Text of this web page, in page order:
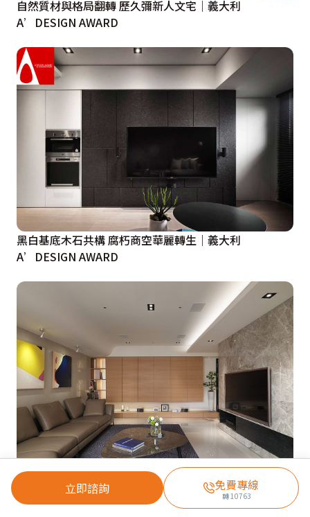
立即諮詢 免費專線
轉10763
自然質材與格局翻轉 歷久彌新人文宅｜義大利
A’DESIGN AWARD
黑白基底木石共構 腐朽商空華麗轉生｜義大利
A’DESIGN AWARD
揮別老舊風霜 重塑現代風尚宅